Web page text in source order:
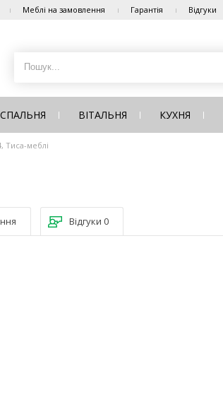
Меблі на замовлення Гарантія Відгуки
СПАЛЬНЯ ВІТАЛЬНЯ КУХНЯ
Тиса-меблі
Відгуки 0